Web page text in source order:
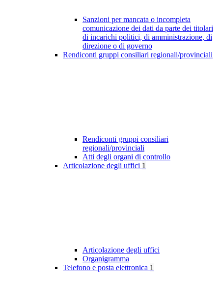
Sanzioni per mancata o incompleta
comunicazione dei dati da parte dei titolari
di incarichi politici, di amministrazione, di
direzione o di governo
Rendiconti gruppi consiliari regionali/provinciali
Rendiconti gruppi consiliari
regionali/provinciali
Atti degli organi di controllo
Articolazione degli uffici 1
Articolazione degli uffici
Organigramma
Telefono e posta elettronica 1